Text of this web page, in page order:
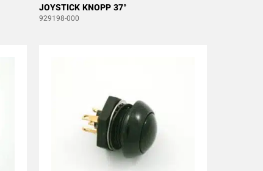
JOYSTICK KNOPP 37°
929198-000